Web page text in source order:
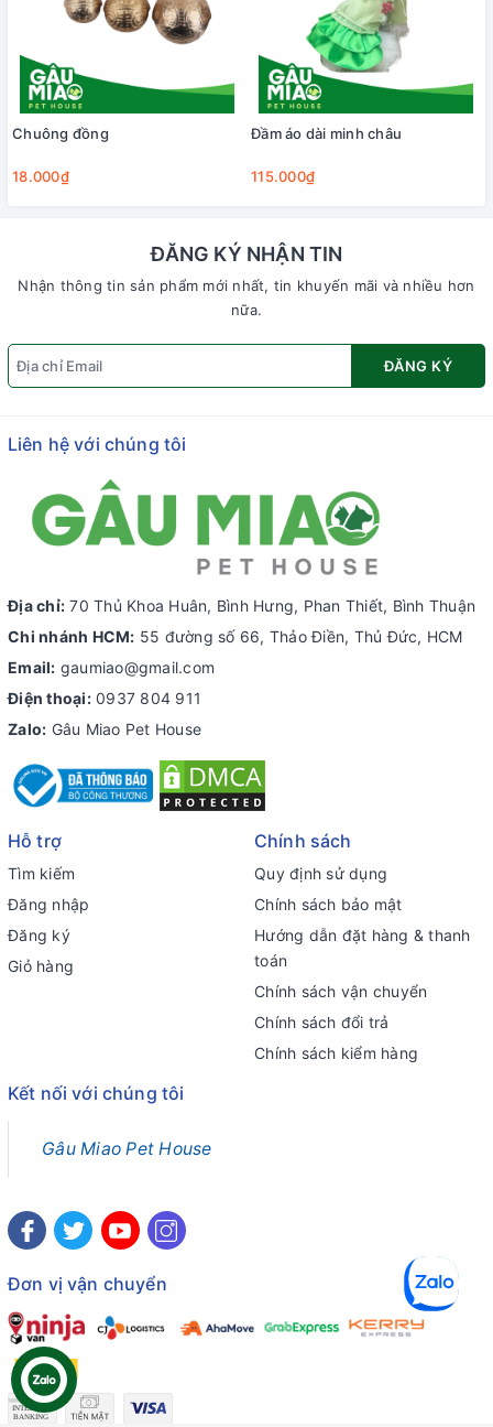
Chuông đồng
18.000₫
Đầm áo dài minh châu
115.000₫
ĐĂNG KÝ NHẬN TIN
Nhận thông tin sản phẩm mới nhất, tin khuyến mãi và nhiều hơn
nữa.
ĐĂNG KÝ
Liên hệ với chúng tôi
Địa chỉ: 70 Thủ Khoa Huân, Bình Hưng, Phan Thiết, Bình Thuận
Chi nhánh HCM: 55 đường số 66, Thảo Điền, Thủ Đức, HCM
Email: gaumiao@gmail.com
Điện thoại: 0937 804 911
Zalo: Gâu Miao Pet House
Hỗ trợ
Tìm kiếm
Đăng nhập
Đăng ký
Giỏ hàng
Chính sách
Quy định sử dụng
Chính sách bảo mật
Hướng dẫn đặt hàng & thanh
toán
Chính sách vận chuyển
Chính sách đổi trả
Chính sách kiểm hàng
Kết nối với chúng tôi
Gâu Miao Pet House
Đơn vị vận chuyển